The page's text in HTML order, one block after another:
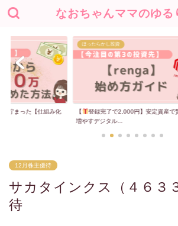
なおちゃんママのゆる
貯まった【仕組み化
ほったらかし投資
【
登録完了で2,000円】安定資産で
増やすデジタル...
12月株主優待
サカタインクス（４６３
待